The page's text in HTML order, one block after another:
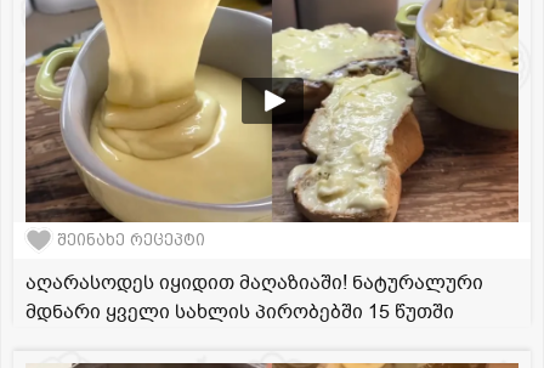
შეინახე რეცეპტი
აღარასოდეს იყიდით მაღაზიაში! ნატურალური
მდნარი ყველი სახლის პირობებში 15 წუთში